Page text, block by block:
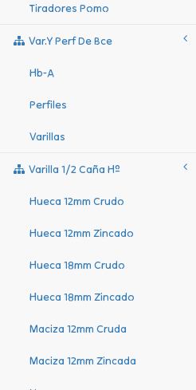
Tiradores Pomo
Var.y Perf De Bce
Hb-A
Perfiles
Varillas
Varilla 1/2 Caña Hº
Hueca 12mm Crudo
Hueca 12mm Zincado
Hueca 18mm Crudo
Hueca 18mm Zincado
Maciza 12mm Cruda
Maciza 12mm Zincada